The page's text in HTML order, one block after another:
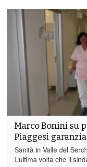
Marco Bonini su
Piaggesi
Sanità in Valle del
L’ultima volta che il